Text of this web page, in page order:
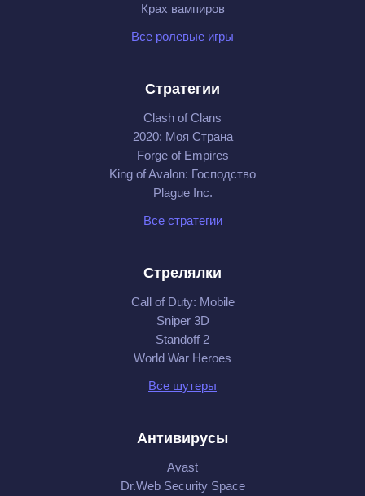
Крах вампиров
Все ролевые игры
Стратегии
Clash of Clans
2020: Моя Cтрана
Forge of Empires
King of Avalon: Господство
Plague Inc.
Все стратегии
Стрелялки
Call of Duty: Mobile
Sniper 3D
Standoff 2
World War Heroes
Все шутеры
Антивирусы
Avast
Dr.Web Security Space